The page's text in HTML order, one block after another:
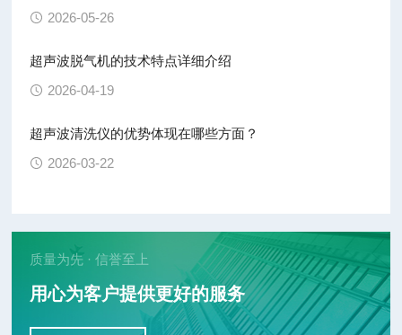
2026-05-26
超声波脱气机的技术特点详细介绍
2026-04-19
超声波清洗仪的优势体现在哪些方面？
2026-03-22
质量为先 · 信誉至上
用心为客户提供更好的服务